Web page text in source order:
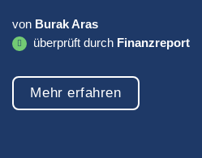
von Burak Aras
überprüft durch Finanzreport
Mehr erfahren